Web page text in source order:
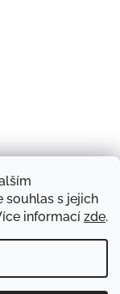
souhlas s jejich
informací zde.